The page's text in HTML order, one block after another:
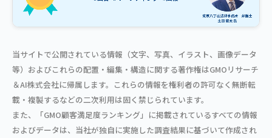
当サイトで公開されている情報（文字、写真、イラスト、画像データ
等）およびこれらの配置・編集・構造に関する著作権はGMOリサーチ
＆AI株式会社に帰属します。これらの情報を権利者の許可なく無断転
載・複製するなどの二次利用は固く禁じられています。
また、「GMO顧客満足度ランキング」に掲載されているすべての情報
およびデータは、当社が独自に実施した調査結果に基づいて作成され